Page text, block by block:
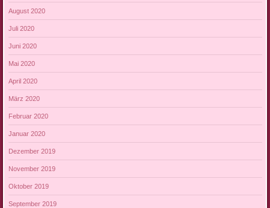
August 2020
Juli 2020
Juni 2020
Mai 2020
April 2020
März 2020
Februar 2020
Januar 2020
Dezember 2019
November 2019
Oktober 2019
September 2019